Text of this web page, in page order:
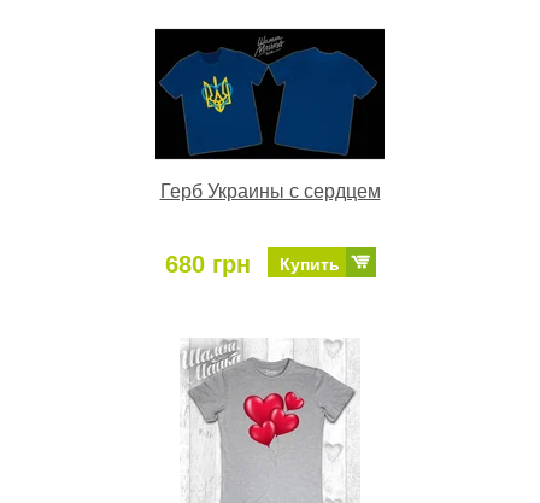
Герб Украины с сердцем
680 грн Купить